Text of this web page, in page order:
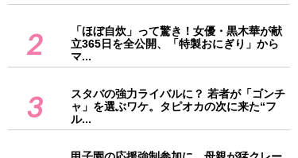
2
「ほぼ自炊」って驚き！女優・黒木華が献
立365日を全公開、「特製おにぎり」から
マ...
3
スタバの強力ライバルに？ 若者が「ゴンチ
ャ」を選ぶワケ。タピオカの次に来た“フ
ル...